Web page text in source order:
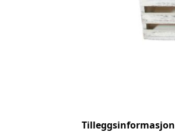
Tilleggsinformasjon